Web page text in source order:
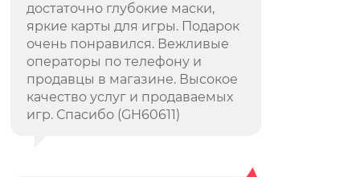
достаточно глубокие маски,
яркие карты для игры. Подарок
очень понравился. Вежливые
операторы по телефону и
продавцы в магазине. Высокое
качество услуг и продаваемых
игр. Спасибо (GH60611)